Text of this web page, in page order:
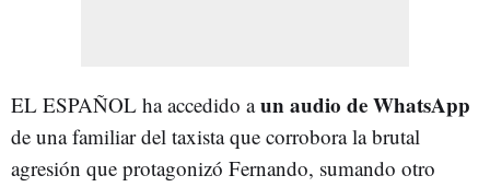
EL ESPAÑOL ha accedido aun audio de WhatsApp
de una familiar del taxista que corrobora la brutal
agresión que protagonizó Fernando, sumando otro